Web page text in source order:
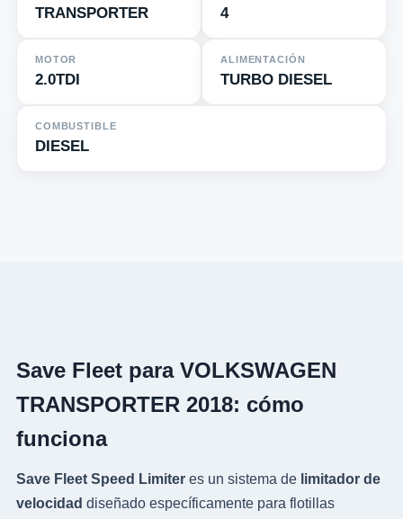
TRANSPORTER 4
MOTOR
2.0TDI
ALIMENTACIÓN
TURBO DIESEL
COMBUSTIBLE
DIESEL
Save Fleet para VOLKSWAGEN
TRANSPORTER 2018: cómo
funciona
Save Fleet Speed Limiteres un sistema de limitador de
velocidad diseñado específicamente para flotillas